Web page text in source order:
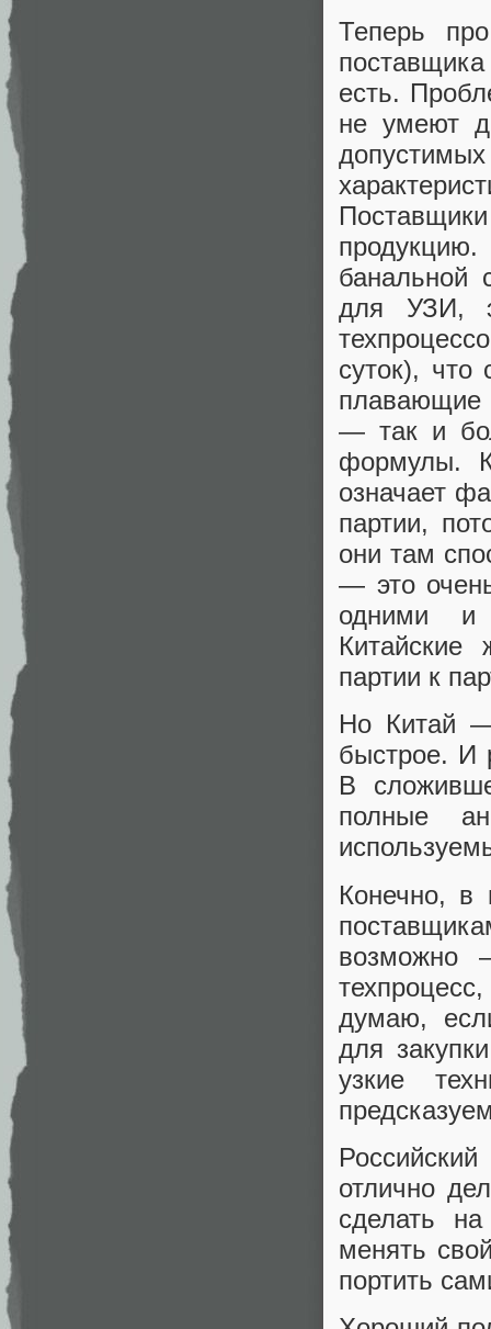
Теперь
есть.
не умеют
продукцию.
банальной
для УЗИ,
суток), что
плавающие
— так и
формулы.
означает
партии,
они там
— это
одними и
партии к
Но Китай
быстрое. И
В
полные
Конечно, в
возможно
думаю,
для
узкие
отлично
сделать
менять
портить